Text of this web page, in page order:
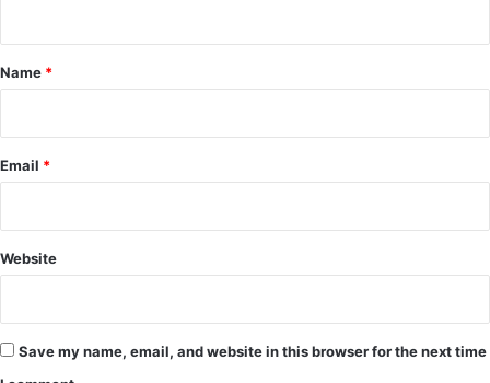
*
Name *
Email *
Website
Save my name, email, and website in this browser for the next time